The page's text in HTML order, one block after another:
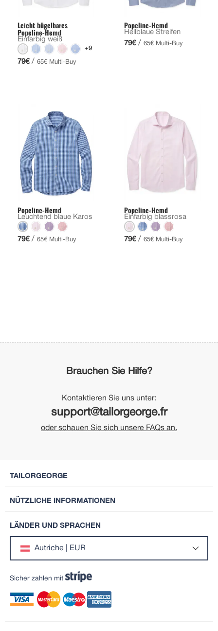
Leicht bügelbares
Popeline-Hemd
Einfarbig weiß
+9
79€ / 65€ Multi-Buy
Popeline-Hemd
Hellblaue Streifen
79€ / 65€ Multi-Buy
Popeline-Hemd
Leuchtend blaue Karos
79€ / 65€ Multi-Buy
Popeline-Hemd
Einfarbig blassrosa
79€ / 65€ Multi-Buy
Brauchen Sie Hilfe?
Kontaktieren Sie uns unter:
support@tailorgeorge.fr
oder schauen Sie sich unsere FAQs an.
TAILORGEORGE
NÜTZLICHE INFORMATIONEN
LÄNDER UND SPRACHEN
Autriche | EUR
Sicher zahlen mit